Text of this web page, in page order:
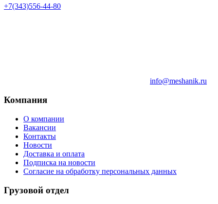
+7(343)556-44-80
info@meshanik.ru
Компания
О компании
Вакансии
Контакты
Новости
Доставка и оплата
Подписка на новости
Согласие на обработку персональных данных
Грузовой отдел